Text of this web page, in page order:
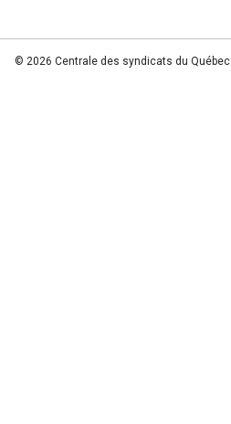
© 2026 Centrale des syndicats du Québec.